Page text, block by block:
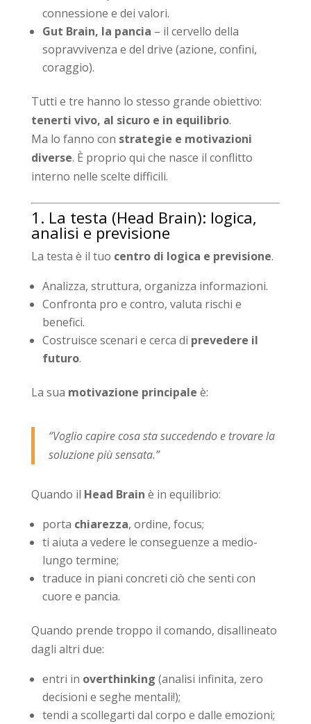
connessione e dei valori.
Gut Brain, la pancia – il cervello della
sopravvivenza e del drive (azione, confini,
coraggio).
Tutti e tre hanno lo stesso grande obiettivo:
tenerti vivo, al sicuro e in equilibrio.
Ma lo fanno con strategie e motivazioni
diverse. È proprio qui che nasce il conflitto
interno nelle scelte difficili.
1. La testa (Head Brain): logica,
analisi e previsione
La testa è il tuo centro di logica e previsione.
Analizza, struttura, organizza informazioni.
Confronta pro e contro, valuta rischi e
benefici.
Costruisce scenari e cerca di prevedere il
futuro.
La sua motivazione principale è:
“Voglio capire cosa sta succedendo e trovare la
soluzione più sensata.”
Quando il Head Brain è in equilibrio:
porta chiarezza, ordine, focus;
ti aiuta a vedere le conseguenze a medio-
lungo termine;
traduce in piani concreti ciò che senti con
cuore e pancia.
Quando prende troppo il comando, disallineato
dagli altri due:
entri in overthinking (analisi infinita, zero
decisioni e seghe mentali!);
tendi a scollegarti dal corpo e dalle emozioni;